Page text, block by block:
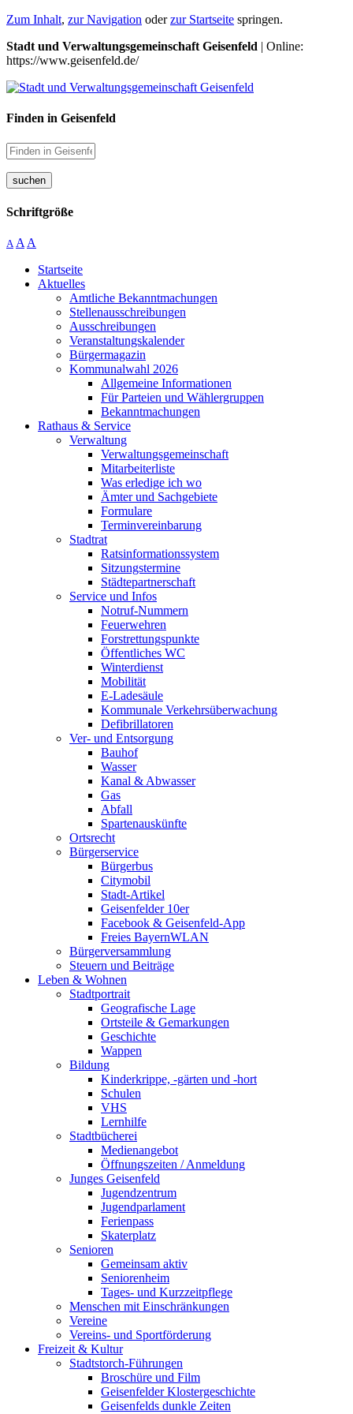
Zum Inhalt, zur Navigation oderzur Startseite springen.
Stadt und Verwaltungsgemeinschaft Geisenfeld | Online:
https://www.geisenfeld.de/
Finden in Geisenfeld
suchen
Schriftgröße
A A A
Startseite
Aktuelles
Amtliche Bekanntmachungen
Stellenausschreibungen
Ausschreibungen
Veranstaltungskalender
Bürgermagazin
Kommunalwahl 2026
Allgemeine Informationen
Für Parteien und Wählergruppen
Bekanntmachungen
Rathaus & Service
Verwaltung
Verwaltungsgemeinschaft
Mitarbeiterliste
Was erledige ich wo
Ämter und Sachgebiete
Formulare
Terminvereinbarung
Stadtrat
Ratsinformationssystem
Sitzungstermine
Städtepartnerschaft
Service und Infos
Notruf-Nummern
Feuerwehren
Forstrettungspunkte
Öffentliches WC
Winterdienst
Mobilität
E-Ladesäule
Kommunale Verkehrsüberwachung
Defibrillatoren
Ver- und Entsorgung
Bauhof
Wasser
Kanal & Abwasser
Gas
Abfall
Spartenauskünfte
Ortsrecht
Bürgerservice
Bürgerbus
Citymobil
Stadt-Artikel
Geisenfelder 10er
Facebook & Geisenfeld-App
Freies BayernWLAN
Bürgerversammlung
Steuern und Beiträge
Leben & Wohnen
Stadtportrait
Geografische Lage
Ortsteile & Gemarkungen
Geschichte
Wappen
Bildung
Kinderkrippe, -gärten und -hort
Schulen
VHS
Lernhilfe
Stadtbücherei
Medienangebot
Öffnungszeiten / Anmeldung
Junges Geisenfeld
Jugendzentrum
Jugendparlament
Ferienpass
Skaterplatz
Senioren
Gemeinsam aktiv
Seniorenheim
Tages- und Kurzzeitpflege
Menschen mit Einschränkungen
Vereine
Vereins- und Sportförderung
Freizeit & Kultur
Stadtstorch-Führungen
Broschüre und Film
Geisenfelder Klostergeschichte
Geisenfelds dunkle Zeiten